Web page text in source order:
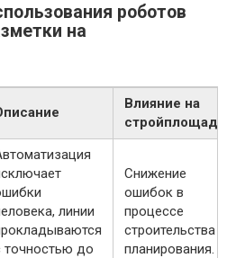
роботов
на
Влияние на
стройплощадку
линии
точностью до
Снижение
ошибок в
процессе
строительства и
планирования.